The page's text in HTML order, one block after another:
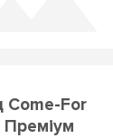
Come-For